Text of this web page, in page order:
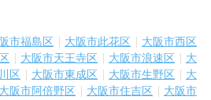
市福島区 大阪市此花区
大阪市西区
大阪市天王寺区 大阪市浪速区
大
区 大阪市東成区 大阪市生野区
大
大阪市阿倍野区 大阪市住吉区
大阪市